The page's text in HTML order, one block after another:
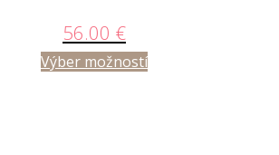
56.00 €
Výber možností